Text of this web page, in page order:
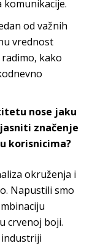
komunikacije.
od važnih
vrednost
kako
nose jaku
značenje
korisnicima?
okruženja i
Napustili smo
crvenoj boji.